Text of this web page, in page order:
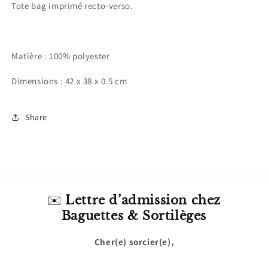
Tote bag imprimé recto-verso.
Matière : 100% polyester
Dimensions : 42 x 38 x 0.5 cm
Share
✉️ Lettre d’admission chez
Baguettes & Sortilèges
Cher(e) sorcier(e),